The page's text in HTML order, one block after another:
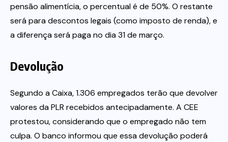
pensão alimentícia, o percentual é de 50%. O restante
será para descontos legais (como imposto de renda), e
a diferença será paga no dia 31 de março.
Devolução
Segundo a Caixa, 1.306 empregados terão que devolver
valores da PLR recebidos antecipadamente. A CEE
protestou, considerando que o empregado não tem
culpa. O banco informou que essa devolução poderá